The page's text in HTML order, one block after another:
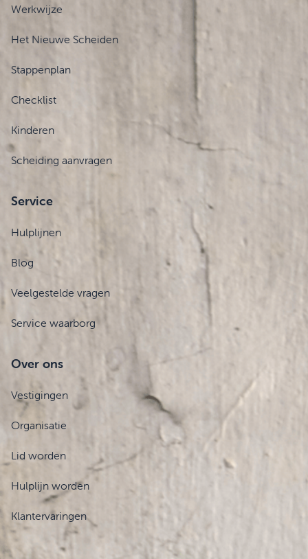
Werkwijze
Het Nieuwe Scheiden
Stappenplan
Checklist
Kinderen
Scheiding aanvragen
Service
Hulplijnen
Blog
Veelgestelde vragen
Service waarborg
Over ons
Vestigingen
Organisatie
Lid worden
Hulplijn worden
Klantervaringen